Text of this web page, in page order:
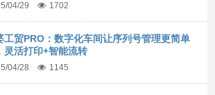
04/29 1702
工贸PRO：数字化车间让序列号管理更简单
灵活打印+智能流转
04/28 1145